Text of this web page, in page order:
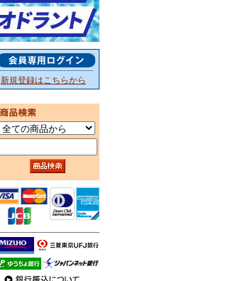
新規登録はこちらから